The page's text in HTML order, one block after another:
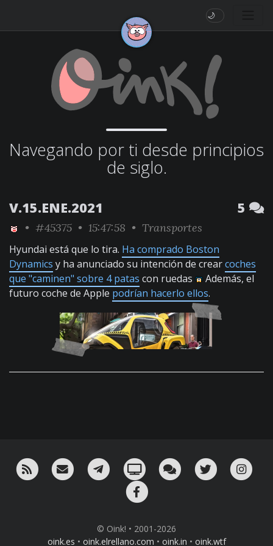
🌙
Navegando por ti desde principios
de siglo.
V.15.ENE.2021 5
• #45375 • 15:47:58 • Transportes
Hyundai está que lo tira. Ha comprado Boston
Dynamics y ha anunciado su intención de crearcoches
que "caminen" sobre 4 patas con ruedas
Además, el
futuro coche de Apple podrían hacerlo ellos.
RSS ¡Mándame un email!¡Nuestro canal en Telegram!
Oink! TV Charla con nosotros
Twitter
© Oink! • 2001-2026
oink.es • oink.elrellano.com • oink.in • oink.wtf